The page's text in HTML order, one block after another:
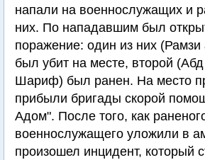
напали на военнослужащих и
них. По нападавшим был
поражение: один из них (Рамзи
был убит на месте, второй
Шариф) был ранен. На место
прибыли бригады скорой
Адом". После того, как
военнослужащего уложили в
произошел инцидент, который